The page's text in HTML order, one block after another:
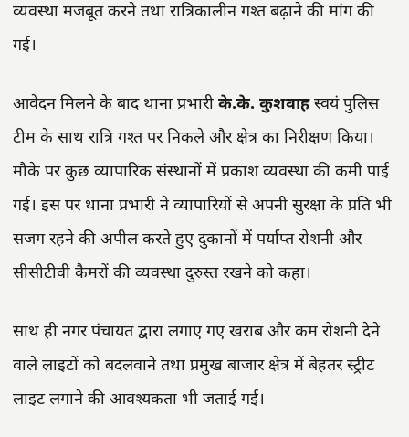
व्यवस्था मजबूत करने तथा रात्रिकालीन गश्त बढ़ाने की मांग की
गई।
आवेदन मिलने के बाद थाना प्रभारी के.के. कुशवाहस्वयं पुलिस
टीम के साथ रात्रि गश्त पर निकले और क्षेत्र का निरीक्षण किया।
मौके पर कुछ व्यापारिक संस्थानों में प्रकाश व्यवस्था की कमी पाई
गई। इस पर थाना प्रभारी ने व्यापारियों से अपनी सुरक्षा के प्रति भी
सजग रहने की अपील करते हुए दुकानों में पर्याप्त रोशनी और
सीसीटीवी कैमरों की व्यवस्था दुरुस्त रखने को कहा।
साथ ही नगर पंचायत द्वारा लगाए गए खराब और कम रोशनी देने
वाले लाइटों को बदलवाने तथा प्रमुख बाजार क्षेत्र में बेहतर स्ट्रीट
लाइट लगाने की आवश्यकता भी जताई गई।